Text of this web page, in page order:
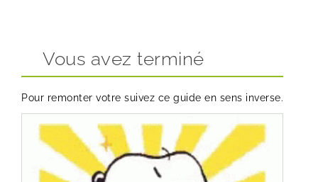
Vous avez terminé
Pour remonter votre suivez ce guide en sens inverse.